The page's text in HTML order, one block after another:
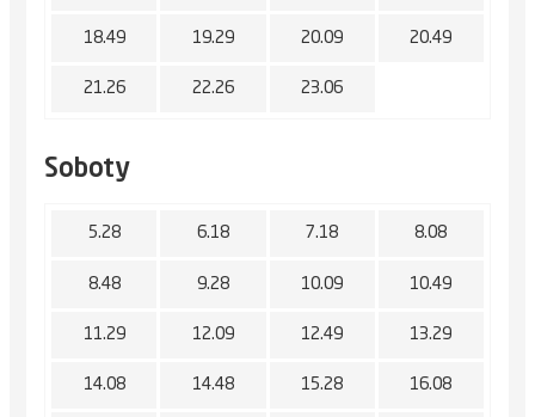
18.49 19.29 20.09 20.49
21.26 22.26 23.06
Soboty
5.28 6.18 7.18 8.08
8.48 9.28 10.09 10.49
11.29 12.09 12.49 13.29
14.08 14.48 15.28 16.08